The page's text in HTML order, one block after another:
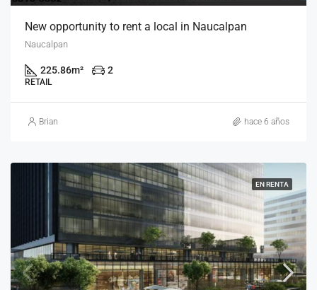
New opportunity to rent a local in Naucalpan
Naucalpan
225.86m² 2
RETAIL
Brian hace 6 años
EN RENTA